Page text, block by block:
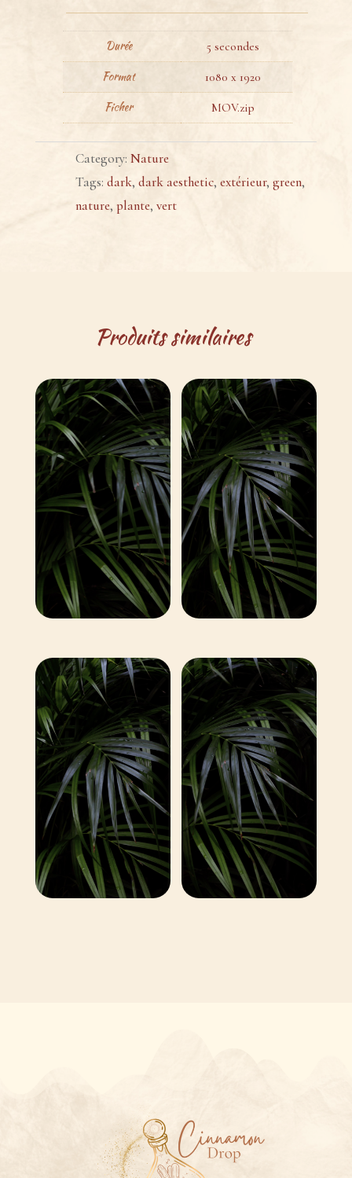
Durée 5 secondes
Format 1080 x 1920
Ficher MOV.zip
Category: Nature
Tags: dark, dark aesthetic, extérieur, green,
nature, plante, vert
Produits similaires